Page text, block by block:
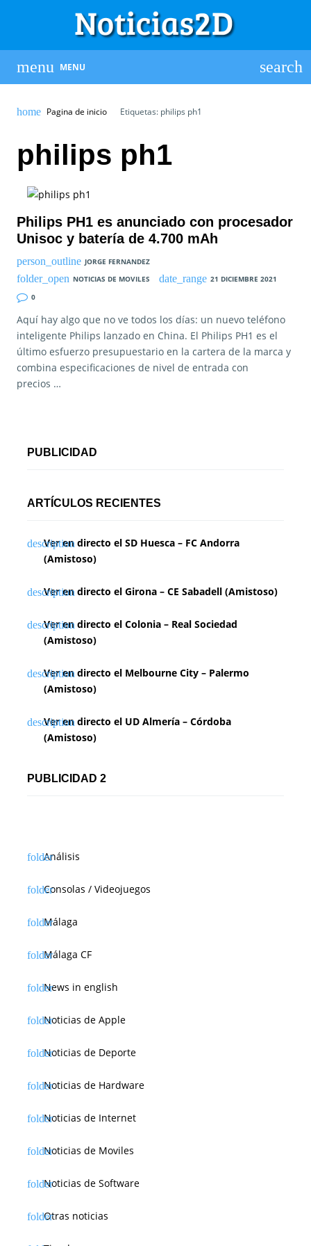
MENU
Pagina de inicio Etiquetas: philips ph1
philips ph1
Philips PH1 es anunciado con procesador
Unisoc y batería de 4.700 mAh
JORGE FERNANDEZ
NOTICIAS DE MOVILES
21 DICIEMBRE 2021
0
Aquí hay algo que no ve todos los días: un nuevo teléfono
inteligente Philips lanzado en China. El Philips PH1 es el
último esfuerzo presupuestario en la cartera de la marca y
combina especificaciones de nivel de entrada con
precios …
PUBLICIDAD
ARTÍCULOS RECIENTES
Ver en directo el SD Huesca – FC Andorra
(Amistoso)
Ver en directo el Girona – CE Sabadell (Amistoso)
Ver en directo el Colonia – Real Sociedad
(Amistoso)
Ver en directo el Melbourne City – Palermo
(Amistoso)
Ver en directo el UD Almería – Córdoba
(Amistoso)
PUBLICIDAD 2
Análisis
Consolas / Videojuegos
Málaga
Málaga CF
News in english
Noticias de Apple
Noticias de Deporte
Noticias de Hardware
Noticias de Internet
Noticias de Moviles
Noticias de Software
Otras noticias